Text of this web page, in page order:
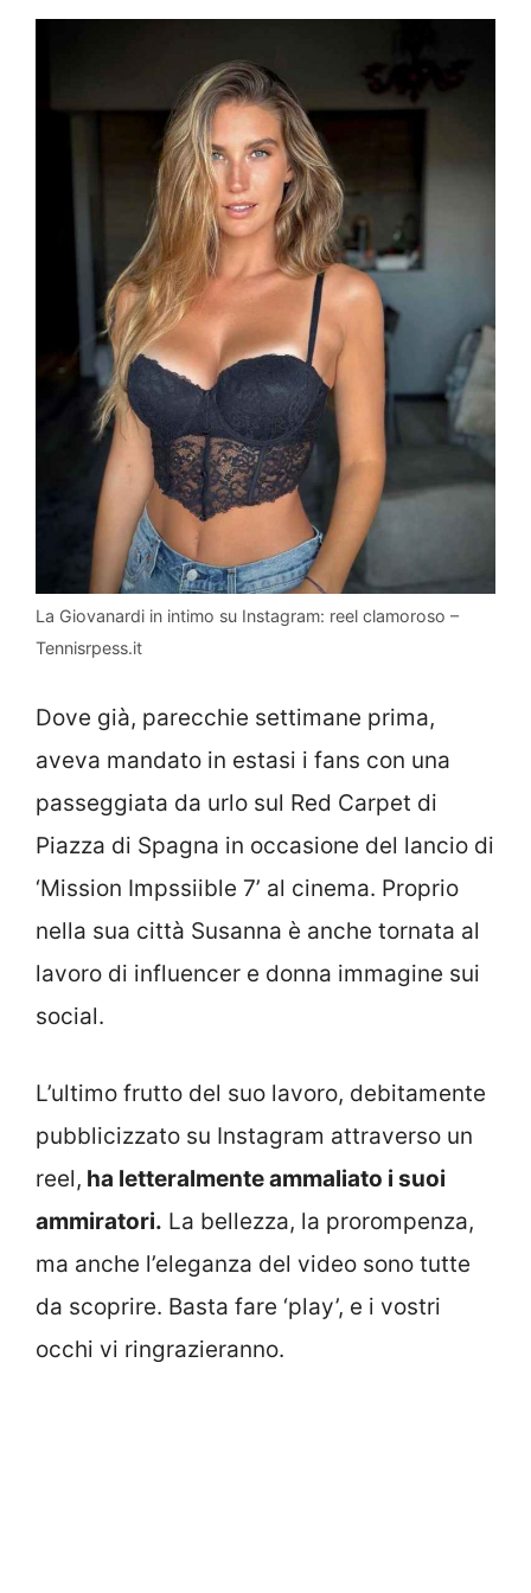
La Giovanardi in intimo su Instagram: reel clamoroso –
Tennisrpess.it
Dove già, parecchie settimane prima,
aveva mandato in estasi i fans con una
passeggiata da urlo sul Red Carpet di
Piazza di Spagna in occasione del lancio di
‘Mission Impssiible 7’ al cinema. Proprio
nella sua città Susanna è anche tornata al
lavoro di influencer e donna immagine sui
social.
L’ultimo frutto del suo lavoro, debitamente
pubblicizzato su Instagram attraverso un
reel, ha letteralmente ammaliato i suoi
ammiratori. La bellezza, la prorompenza,
ma anche l’eleganza del video sono tutte
da scoprire. Basta fare ‘play’, e i vostri
occhi vi ringrazieranno.